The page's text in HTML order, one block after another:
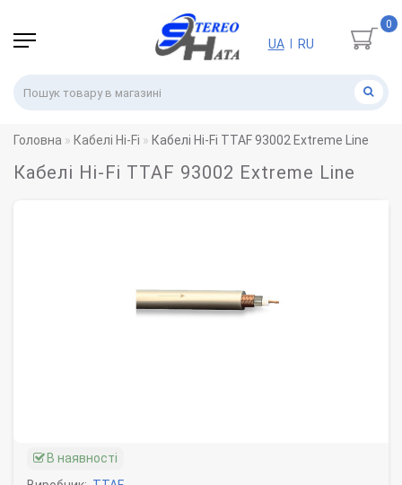
0
UA RU
Головна Кабелі Hi-Fi Кабелі Hi-Fi TTAF 93002 Extreme Line
Кабелі Hi-Fi TTAF 93002 Extreme Line
В наявності